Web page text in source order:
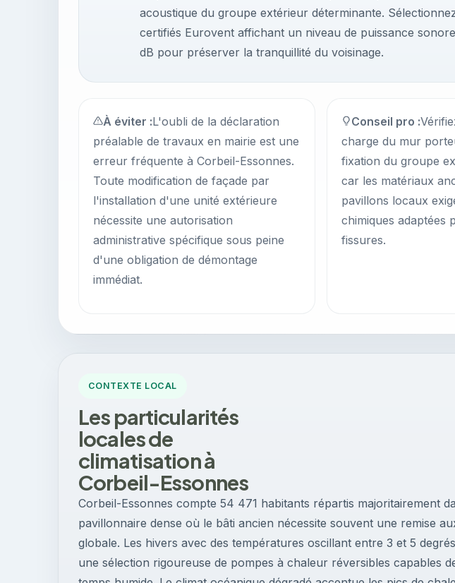
acoustique du groupe extérieur déterminante.
certifiés Eurovent affichant un niveau de puissance
dB pour préserver la tranquillité du voisinage.
À éviter :L'oubli de la déclaration
préalable de travaux en mairie est une
erreur fréquente à Corbeil-Essonnes.
Toute modification de façade par
l'installation d'une unité extérieure
nécessite une autorisation
administrative spécifique sous peine
d'une obligation de démontage
immédiat.
Conseil pro :
charge du mur
fixation du groupe
car les matériaux
pavillons locaux
chimiques adaptées
fissures.
CONTEXTE LOCAL
Les particularités
locales de
climatisation à
Corbeil-Essonnes
Corbeil-Essonnes compte 54 471 habitants répartis majoritairement
pavillonnaire dense où le bâti ancien nécessite souvent une remise
globale. Les hivers avec des températures oscillant entre 3 et 5
une sélection rigoureuse de pompes à chaleur réversibles capables